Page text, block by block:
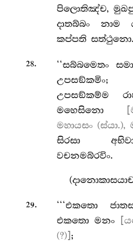
පිලොතිඤ්ච,
දාතබ්බං
කප්පති සත්ථුනො.
28.
‘‘සබ්බමෙතං
උපසඞ්කමිං;
උපසඞ්කම්ම
මහෙසිනො
මහායසං (ස්යා.),
සිරසා
වචනමබ්රවිං.
29.
‘‘‘එකතො
එකතො මනං
(?)] ;